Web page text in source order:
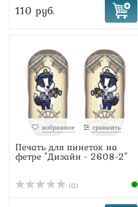
110 руб.
избранное сравнить
Печать для пинеток на
фетре "Дизайн - 2608-2"
(0)